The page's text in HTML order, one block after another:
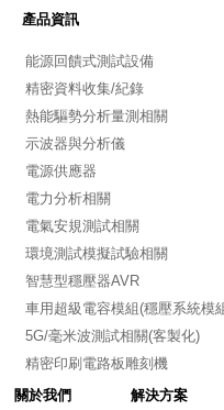
產品資訊
能源回饋式測試設備
精密資料收集/紀錄
熱能驅勢分析量測相關
示波器與分析儀
電源供應器
電力分析相關
電氣安規測試相關
環境測試模擬試驗相關
智慧型穩壓器AVR
車用超級電容模組(穩壓系統模
5G/毫米波測試相關(客製化)
精密印刷電路板雕刻機
關於我們
解決方案